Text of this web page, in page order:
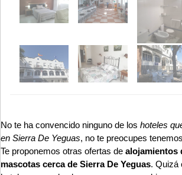
No te ha convencido ninguno de los hoteles
en Sierra De Yeguas, no te preocupes
Te proponemos otras ofertas de alojamientos
mascotas cerca de Sierra De Yeguas. Quizá